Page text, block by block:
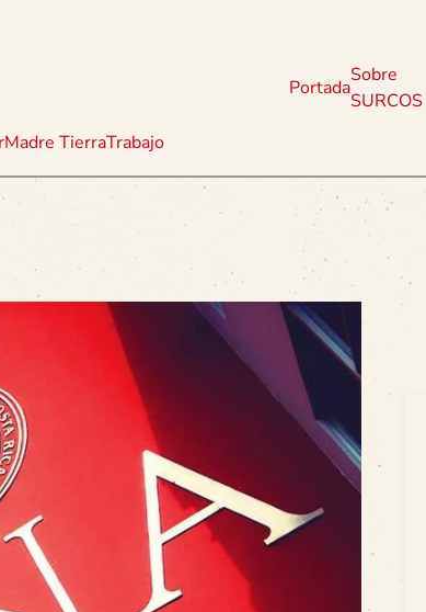
Madre TierraTrabajo
Portada
Sobre
SURCOS